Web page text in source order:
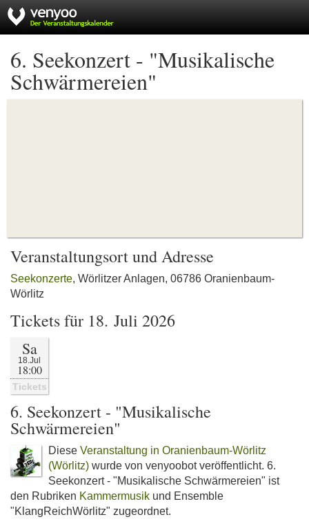
6. Seekonzert - "Musikalische
Schwärmereien"
Veranstaltungsort und Adresse
Seekonzerte, Wörlitzer Anlagen, 06786 Oranienbaum-
Wörlitz
Tickets für 18. Juli 2026
Sa
18.Jul
18:00
Tickets
6. Seekonzert - "Musikalische
Schwärmereien"
Diese Veranstaltung in Oranienbaum-Wörlitz
(Wörlitz) wurde von venyoobot veröffentlicht. 6.
Seekonzert - "Musikalische Schwärmereien" ist
den Rubriken Kammermusik und Ensemble
"KlangReichWörlitz" zugeordnet.